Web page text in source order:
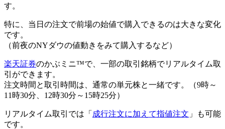
す。
特に、 当日の注文で前場の始値で購入できるのは大きな変化
です。
（前夜のNYダウの値動きをみて購入するなど）
楽天証券のかぶミニ™で、一部の取引銘柄でリアルタイム取
引ができます。
注文時間と取引時間は、通常の単元株と一緒です。
（9時～
11時30分、12時30分～15時25分）
リアルタイム取引では「 成行注文に加えて指値注文 」も可能
です。